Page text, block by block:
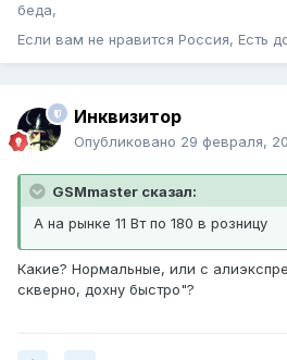
беда,
Если вам не нравится Россия, Есть
Инквизитор
Опубликовано 29 февраля,
GSMmaster сказал:
А на рынке 11 Вт по 180 в розницу
Какие? Нормальные, или с
скверно, дохну быстро"?